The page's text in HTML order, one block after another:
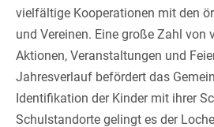
vielfältige Kooperationen mit den
und Vereinen. Eine große Zahl von
Aktionen, Veranstaltungen und
Jahresverlauf befördert das
Identifikation der Kinder mit ihrer
Schulstandorte gelingt es der